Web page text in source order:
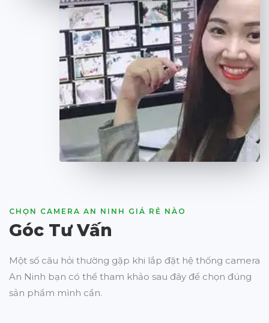
CHỌN CAMERA AN NINH GIÁ RẺ NÀO
Góc Tư Vấn
Một số câu hỏi thường gặp khi lắp đặt hệ thống camera
An Ninh bạn có thể tham khảo sau đây để chọn đúng
sản phẩm mình cần.